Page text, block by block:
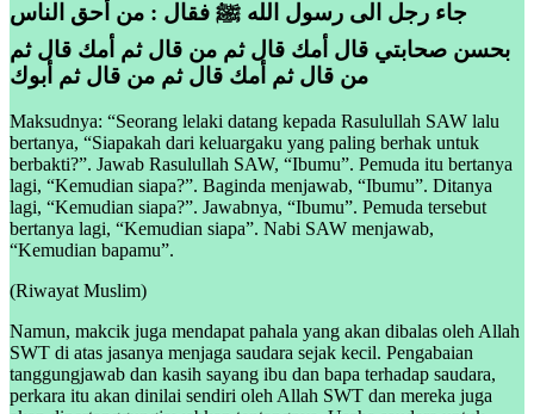
جاء رجل الى رسول الله ﷺ فقال : من أحق الناس
بحسن صحابتي قال أمك قال ثم من قال ثم أمك قال ثم
من قال ثم أمك قال ثم من قال ثم أبوك
Maksudnya: “Seorang lelaki datang kepada Rasulullah SAW lalu
bertanya, “Siapakah dari keluargaku yang paling berhak untuk
berbakti?”. Jawab Rasulullah SAW, “Ibumu”. Pemuda itu bertanya
lagi, “Kemudian siapa?”. Baginda menjawab, “Ibumu”. Ditanya
lagi, “Kemudian siapa?”. Jawabnya, “Ibumu”. Pemuda tersebut
bertanya lagi, “Kemudian siapa”. Nabi SAW menjawab,
“Kemudian bapamu”.
(Riwayat Muslim)
Namun, makcik juga mendapat pahala yang akan dibalas oleh Allah
SWT di atas jasanya menjaga saudara sejak kecil. Pengabaian
tanggungjawab dan kasih sayang ibu dan bapa terhadap saudara,
perkara itu akan dinilai sendiri oleh Allah SWT dan mereka juga